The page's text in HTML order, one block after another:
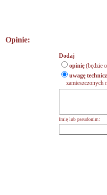
Opinie:
Dodaj
opinię (będzie
uwagę
zamieszczonych
Imię lub pseudonim: